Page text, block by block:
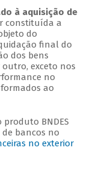
à aquisição de
constituída a
do
final do
dos bens
exceto nos
no
ao
produto BNDES
bancos no
no exterior